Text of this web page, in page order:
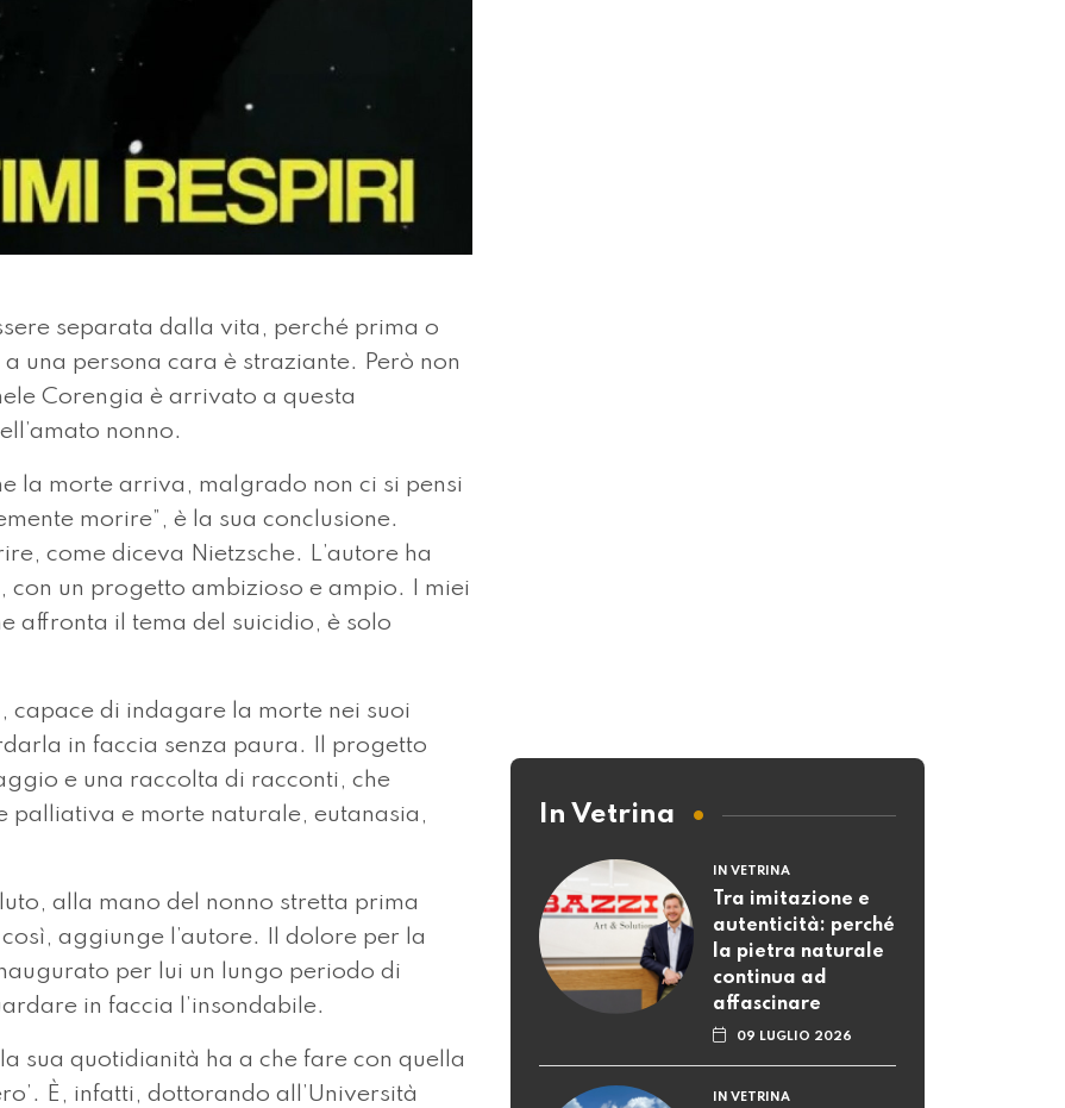
separata dalla vita, perché prima o
una persona cara è straziante. Però non
Corengia è arrivato a questa
nonno.
la morte arriva, malgrado non ci si pensi
morire”, è la sua conclusione.
come diceva Nietzsche. L’autore ha
un progetto ambizioso e ampio. I miei
affronta il tema del suicidio, è solo
capace di indagare la morte nei suoi
in faccia senza paura. Il progetto
e una raccolta di racconti, che
palliativa e morte naturale, eutanasia,
alla mano del nonno stretta prima
aggiunge l’autore. Il dolore per la
per lui un lungo periodo di
in faccia l’insondabile.
sua quotidianità ha a che fare con quella
È, infatti, dottorando all’Università
In Vetrina
IN VETRINA
Tra imitazione e
autenticità: perché
la pietra naturale
continua ad
affascinare
09 LUGLIO 2026
IN VETRINA